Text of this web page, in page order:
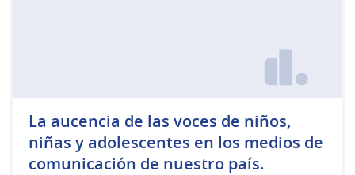
La aucencia de las voces de niños,
niñas y adolescentes en los medios de
comunicación de nuestro país.